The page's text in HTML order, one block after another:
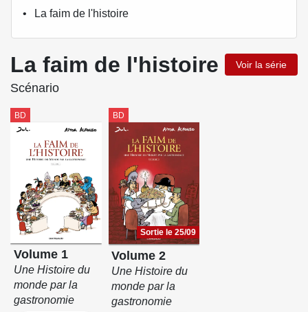
La faim de l'histoire
La faim de l'histoire Voir la série
Scénario
BD
Volume 1
Une Histoire du
monde par la
gastronomie
BD
Sortie le 25/09
Volume 2
Une Histoire du
monde par la
gastronomie